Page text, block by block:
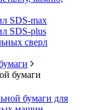
SDS-max
SDS-plus
сверл
бумаги
бумаги для